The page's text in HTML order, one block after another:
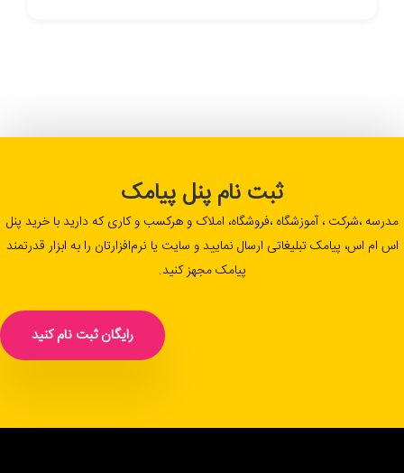
ثبت نام پنل پیامک
مدرسه ،شرکت ، آموزشگاه ،فروشگاه، املاک و هرکسب و کاری که دارید با خرید پنل
اس ام اس، پیامک تبلیغاتی ارسال نمایید و سایت یا نرم‌افزارتان را به ابزار قدرتمند
پیامک مجهز کنید.
رایگان ثبت نام کنید